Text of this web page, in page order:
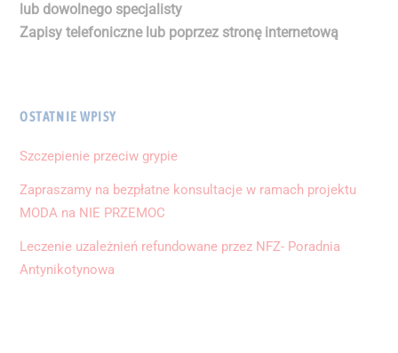
lub dowolnego specjalisty
Zapisy telefoniczne lub poprzez stronę internetową
OSTATNIE WPISY
Szczepienie przeciw grypie
Zapraszamy na bezpłatne konsultacje w ramach projektu
MODA na NIE PRZEMOC
Leczenie uzależnień refundowane przez NFZ- Poradnia
Antynikotynowa